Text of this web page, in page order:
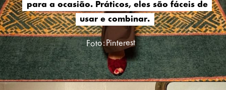
para a ocasião. Práticos, eles são fáceis de
usar e combinar.
para a ocasião. Práticos, eles são fáceis de
usar e combinar.
Foto: Pinterest